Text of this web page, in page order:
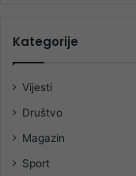
Kategorije
Vijesti
Društvo
Magazin
Sport